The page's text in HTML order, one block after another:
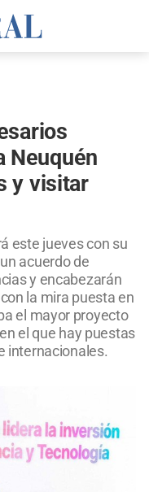
Neuquén
y visitar
este jueves con su
acuerdo de
y encabezarán
la mira puesta en
el mayor proyecto
el que hay puestas
internacionales.